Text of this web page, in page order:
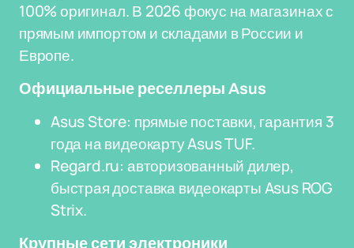
100% оригинал. В 2026 фокус на магазинах с
прямым импортом и складами в России и
Европе.
Официальные реселлеры Asus
Asus Store: прямые поставки, гарантия 3
года на видеокарту Asus TUF.
Regard.ru: авторизованный дилер,
быстрая доставка видеокарты Asus ROG
Strix.
Крупные сети электроники